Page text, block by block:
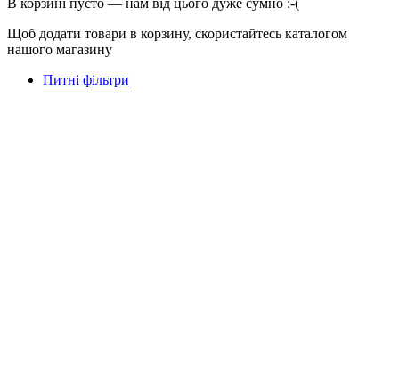
В корзині пусто — нам від цього дуже сумно :-(
Щоб додати товари в корзину, скористайтесь каталогом
нашого магазину
Питні фільтри